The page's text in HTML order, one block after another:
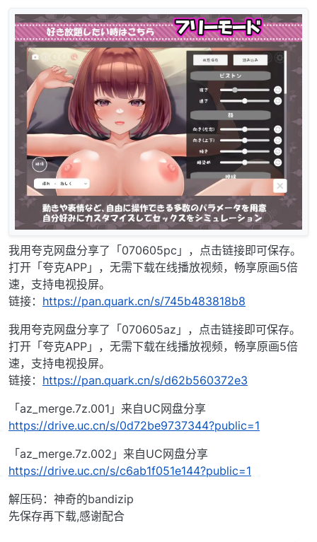
我用夸克网盘分享了「070605pc」，点击链接即可保存。
打开「夸克APP」，无需下载在线播放视频，畅享原画5倍
速，支持电视投屏。
链接： https://pan.quark.cn/s/745b483818b8
我用夸克网盘分享了「070605az」，点击链接即可保存。
打开「夸克APP」，无需下载在线播放视频，畅享原画5倍
速，支持电视投屏。
链接： https://pan.quark.cn/s/d62b560372e3
「az_merge.7z.001」来自UC网盘分享
https://drive.uc.cn/s/0d72be9737344?public=1
「az_merge.7z.002」来自UC网盘分享
https://drive.uc.cn/s/c6ab1f051e144?public=1
解压码：神奇的bandizip
先保存再下载,感谢配合